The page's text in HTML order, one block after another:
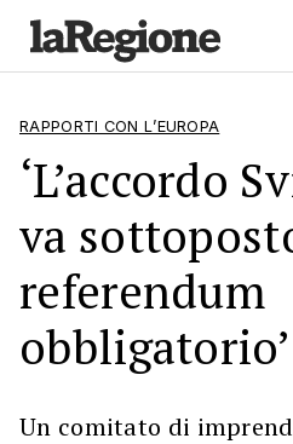
RAPPORTI CON L’EUROPA
‘L’accordo
va
referendum
obbligatorio’
Un comitato di